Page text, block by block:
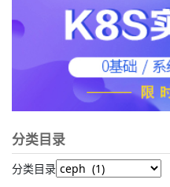
分类目录
分类目录